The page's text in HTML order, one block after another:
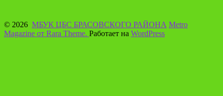
© 2026 МБУК ЦБС БРАСОВСКОГО РАЙОНА Metro
Magazine от Rara Theme. Работает на WordPress